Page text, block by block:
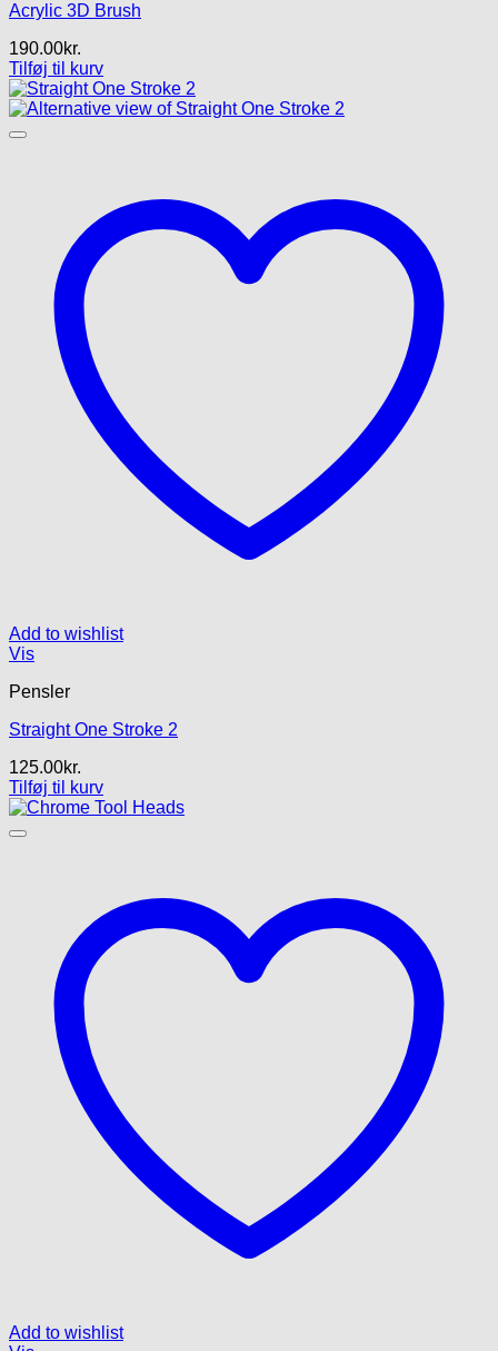
Acrylic 3D Brush
190.00kr.
Tilføj til kurv
Add to wishlist
Vis
Pensler
Straight One Stroke 2
125.00kr.
Tilføj til kurv
Add to wishlist